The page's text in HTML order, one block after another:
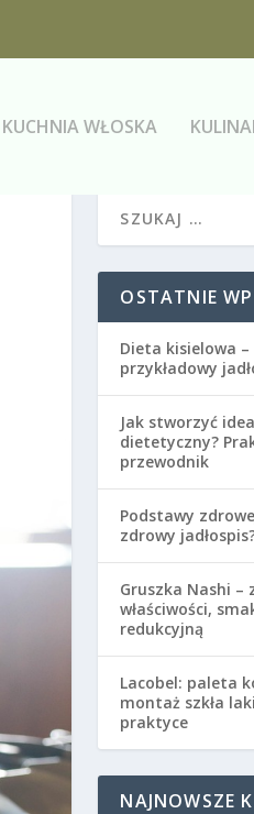
KUCHNIA WŁOSKA
OSTATNIE
Dieta kisielowa
przykładowy
Jak stworzyć
dietetyczny?
przewodnik
Podstawy
zdrowy
Gruszka Nashi –
właściwości,
redukcyjną
Lacobel: paleta
montaż szkła
praktyce
NAJNOWSZE